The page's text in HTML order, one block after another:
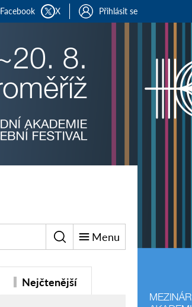
Facebook X Přihlásit se
Menu
Nejčtenější